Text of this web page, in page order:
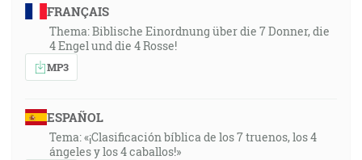
FRANÇAIS
Thema: Biblische Einordnung über die 7 Donner, die
4 Engel und die 4 Rosse!
MP3
ESPAÑOL
Tema: «¡Clasificación bíblica de los 7 truenos, los 4
ángeles y los 4 caballos!»